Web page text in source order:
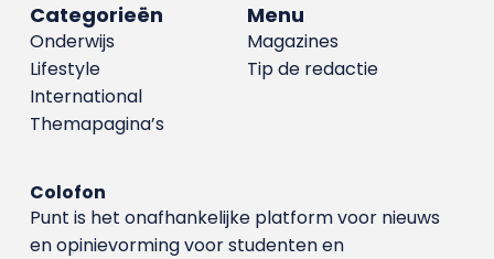
Menu
Magazines
Tip de redactie
Categorieën
Onderwijs
Lifestyle
International
Themapagina’s
Colofon
Punt is het onafhankelijke platform voor nieuws
en opinievorming voor studenten en